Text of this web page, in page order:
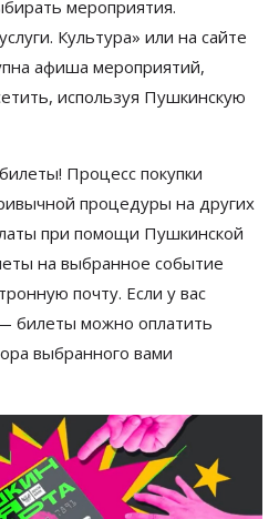
мероприятия.
Культура» или на сайте
афиша мероприятий,
используя Пушкинскую
Процесс покупки
процедуры на других
при помощи Пушкинской
на выбранное событие
почту. Если у вас
билеты можно оплатить
выбранного вами